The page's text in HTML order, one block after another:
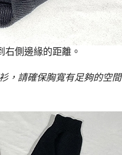
側邊緣的距離。
，請確保胸寬有足夠的空間